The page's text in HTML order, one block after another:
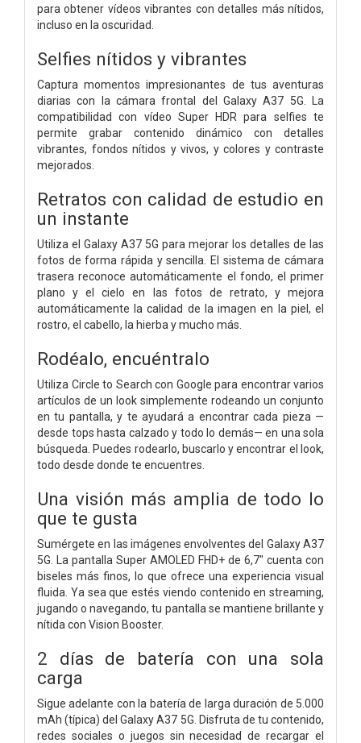
para obtener vídeos vibrantes con detalles más nítidos,
incluso en la oscuridad.
Selfies nítidos y vibrantes
Captura momentos impresionantes de tus aventuras
diarias con la cámara frontal del Galaxy A37 5G. La
compatibilidad con vídeo Super HDR para selfies te
permite grabar contenido dinámico con detalles
vibrantes, fondos nítidos y vivos, y colores y contraste
mejorados.
Retratos con calidad de estudio en
un instante
Utiliza el Galaxy A37 5G para mejorar los detalles de las
fotos de forma rápida y sencilla. El sistema de cámara
trasera reconoce automáticamente el fondo, el primer
plano y el cielo en las fotos de retrato, y mejora
automáticamente la calidad de la imagen en la piel, el
rostro, el cabello, la hierba y mucho más.
Rodéalo, encuéntralo
Utiliza Circle to Search con Google para encontrar varios
artículos de un look simplemente rodeando un conjunto
en tu pantalla, y te ayudará a encontrar cada pieza —
desde tops hasta calzado y todo lo demás— en una sola
búsqueda. Puedes rodearlo, buscarlo y encontrar el look,
todo desde donde te encuentres.
Una visión más amplia de todo lo
que te gusta
Sumérgete en las imágenes envolventes del Galaxy A37
5G. La pantalla Super AMOLED FHD+ de 6,7" cuenta con
biseles más finos, lo que ofrece una experiencia visual
fluida. Ya sea que estés viendo contenido en streaming,
jugando o navegando, tu pantalla se mantiene brillante y
nítida con Vision Booster.
2 días de batería con una sola
carga
Sigue adelante con la batería de larga duración de 5.000
mAh (típica) del Galaxy A37 5G. Disfruta de tu contenido,
redes sociales o juegos sin necesidad de recargar el